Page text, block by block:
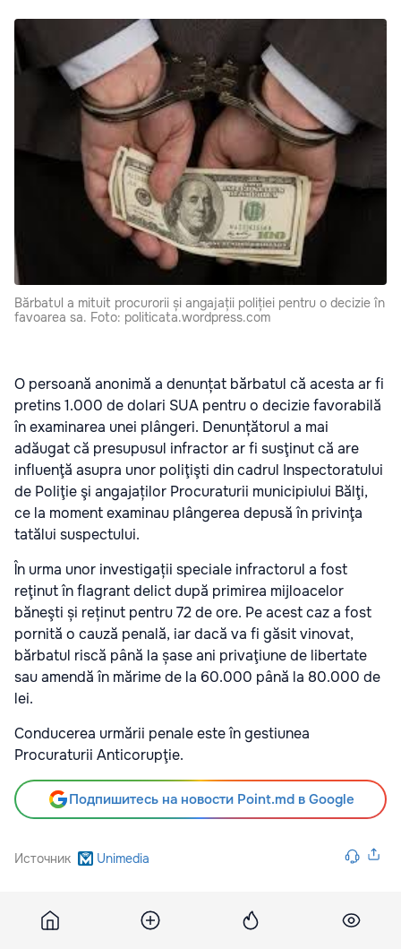
Bărbatul a mituit procurorii și angajații poliției pentru o decizie în
favoarea sa. Foto: politicata.wordpress.com
O persoană anonimă a denunțat bărbatul că acesta ar fi
pretins 1.000 de dolari SUA pentru o decizie favorabilă
în examinarea unei plângeri. Denunțătorul a mai
adăugat că presupusul infractor ar fi susţinut că are
influenţă asupra unor poliţişti din cadrul Inspectoratului
de Poliţie şi angajaților Procuraturii municipiului Bălţi,
ce la moment examinau plângerea depusă în privinţa
tatălui suspectului.
În urma unor investigații speciale infractorul a fost
reţinut în flagrant delict după primirea mijloacelor
băneşti și reținut pentru 72 de ore. Pe acest caz a fost
pornită o cauză penală, iar dacă va fi găsit vinovat,
bărbatul riscă până la șase ani privaţiune de libertate
sau amendă în mărime de la 60.000 până la 80.000 de
lei.
Conducerea urmării penale este în gestiunea
Procuraturii Anticorupţie.
Подпишитесь на новости Point.md в Google
Источник Unimedia